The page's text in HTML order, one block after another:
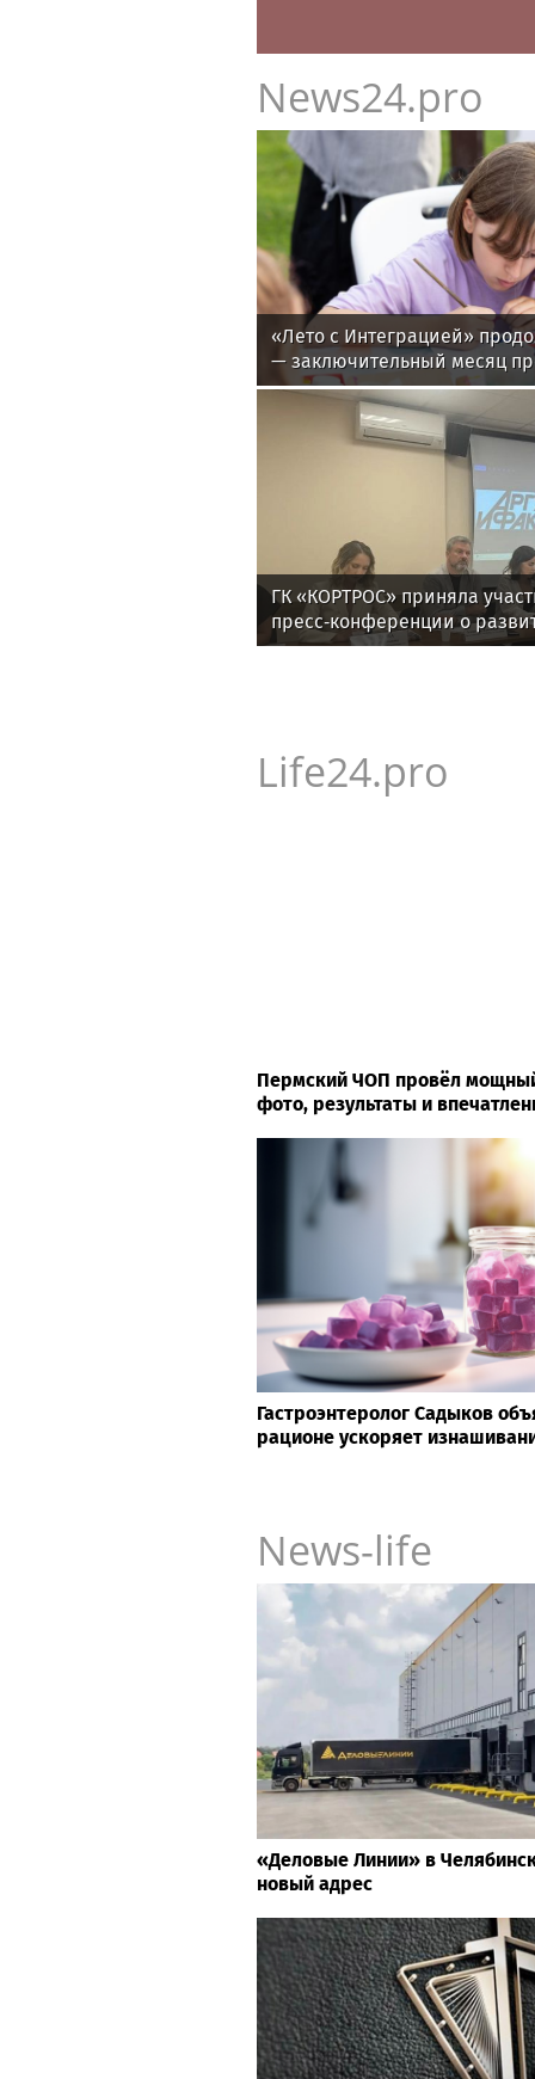
News24.pro
«Лето с Интеграцией»
— заключительный месяц
ГК «КОРТРОС» приняла
пресс‑конференции о
отрасли в Челябинске
Life24.pro
Пермский ЧОП провёл
фото, результаты и
Гастроэнтеролог Садыков
рационе ускоряет
News-life
«Деловые Линии» в
новый адрес